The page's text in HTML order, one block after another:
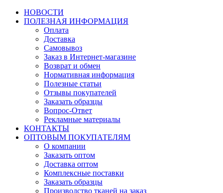
НОВОСТИ
ПОЛЕЗНАЯ ИНФОРМАЦИЯ
Оплата
Доставка
Самовывоз
Заказ в Интернет-магазине
Возврат и обмен
Нормативная информация
Полезные статьи
Отзывы покупателей
Заказать образцы
Вопрос-Ответ
Рекламные материалы
КОНТАКТЫ
ОПТОВЫМ ПОКУПАТЕЛЯМ
О компании
Заказать оптом
Доставка оптом
Комплексные поставки
Заказать образцы
Производство тканей на заказ